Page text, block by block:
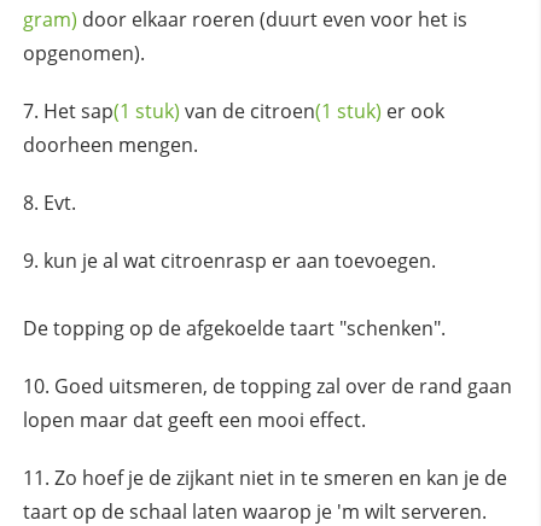
gram) door elkaar roeren (duurt even voor het is
opgenomen).
Hetsap(1 stuk) van de citroen(1 stuk) er ook
doorheen mengen.
Evt.
kun je al wat citroenrasp er aan toevoegen.
De topping op de afgekoelde taart "schenken".
Goed uitsmeren, de topping zal over de rand gaan
lopen maar dat geeft een mooi effect.
Zo hoef je de zijkant niet in te smeren en kan je de
taart op de schaal laten waarop je 'm wilt serveren.